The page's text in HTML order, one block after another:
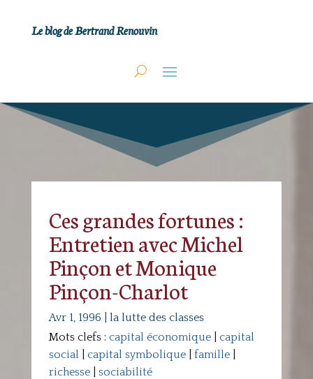
Le blog de Bertrand Renouvin
Ces grandes fortunes :
Entretien avec Michel
Pinçon et Monique
Pinçon-Charlot
Avr 1, 1996
la lutte des classes
Mots clefs : capital économique| capital
social
capital symbolique| famille|
richesse| sociabilité